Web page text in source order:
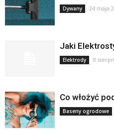
Dywany 24 maja
Jaki
Elektrody 8
Co włożyć
Baseny ogrodowe